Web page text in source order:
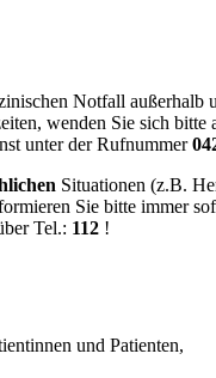
Notfall außerhalb
wenden Sie sich bitte
unter der Rufnummer
Situationen (z.B.
Sie bitte immer
Tel.: 112 !
und Patienten,